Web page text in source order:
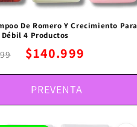
De Romero Y Crecimiento Para
4 Productos
$140.999
PREVENTA